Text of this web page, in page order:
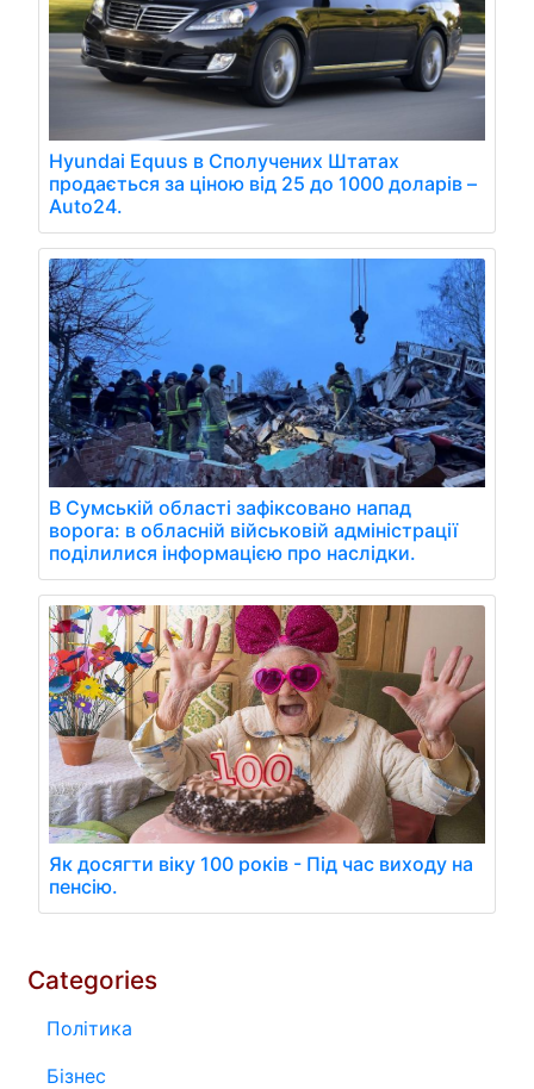
Hyundai Equus в Сполучених Штатах
продається за ціною від 25 до 1000 доларів –
Auto24.
В Сумській області зафіксовано напад
ворога: в обласній військовій адміністрації
поділилися інформацією про наслідки.
Як досягти віку 100 років - Під час виходу на
пенсію.
Categories
Політика
Бізнес